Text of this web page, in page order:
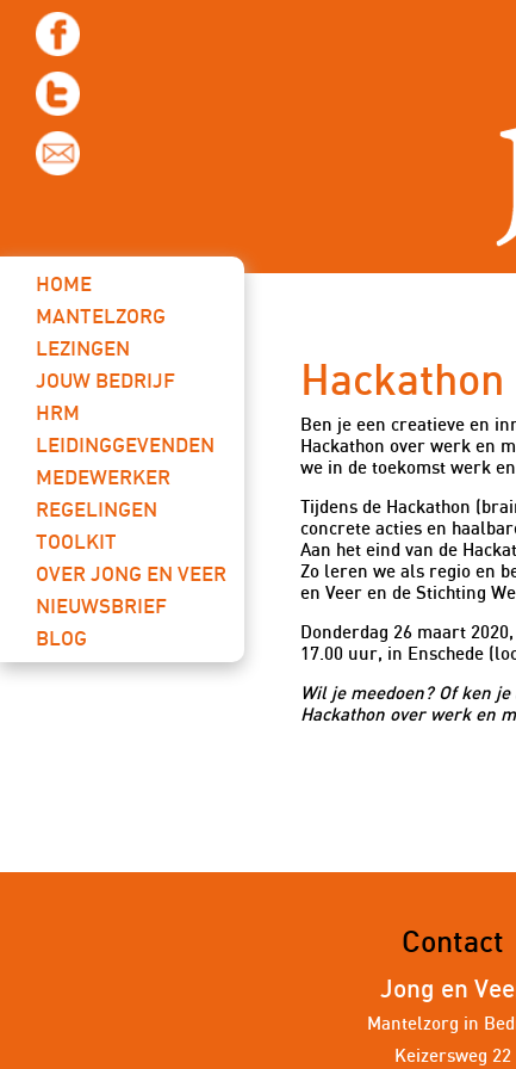
HOME
MANTELZORG
LEZINGEN
JOUW BEDRIJF
HRM
LEIDINGGEVENDEN
MEDEWERKER
REGELINGEN
TOOLKIT
OVER JONG EN VEER
NIEUWSBRIEF
BLOG
Nieuwste blog
Ben je een creatieve en
Hackathon over werk en
we in de toekomst werk
Tijdens de Hackathon
concrete acties en
Aan het eind van de
Zo leren we als regio en
en Veer en de Stichting
Donderdag 26 maart
17.00 uur, in Enschede
Wil je meedoen? Of ken
Hackathon over werk en
Contact
Jong en
Mantelzorg in
Keizersweg 22